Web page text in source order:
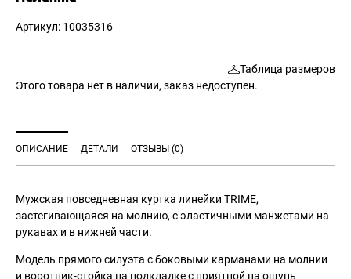
Артикул: 10035316
Таблица размеров
Этого товара нет в наличии, заказ недоступен.
ОПИСАНИЕ ДЕТАЛИ ОТЗЫВЫ (0)
Мужская повседневная куртка линейки TRIME,
застегивающаяся на молнию, с эластичными манжетами на
рукавах и в нижней части.
Модель прямого силуэта с боковыми карманами на молнии
и воротник-стойка на подкладке с приятной на ощупь